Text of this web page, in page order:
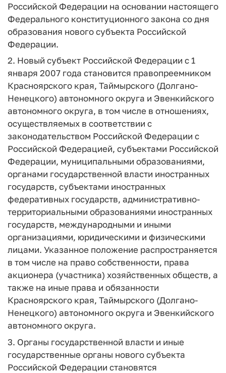
Российской Федерации на основании настоящего
Федерального конституционного закона со дня
образования нового субъекта Российской
Федерации.
2. Новый субъект Российской Федерации с 1
января 2007 года становится правопреемником
Красноярского края, Таймырского (Долгано-
Ненецкого) автономного округа и Эвенкийского
автономного округа, в том числе в отношениях,
осуществляемых в соответствии с
законодательством Российской Федерации с
Российской Федерацией, субъектами Российской
Федерации, муниципальными образованиями,
органами государственной власти иностранных
государств, субъектами иностранных
федеративных государств, административно-
территориальными образованиями иностранных
государств, международными и иными
организациями, юридическими и физическими
лицами. Указанное положение распространяется
в том числе на право собственности, права
акционера (участника) хозяйственных обществ, а
также на иные права и обязанности
Красноярского края, Таймырского (Долгано-
Ненецкого) автономного округа и Эвенкийского
автономного округа.
3. Органы государственной власти и иные
государственные органы нового субъекта
Российской Федерации становятся